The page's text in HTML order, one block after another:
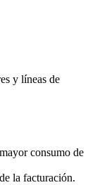
y líneas de
consumo de
la facturación.